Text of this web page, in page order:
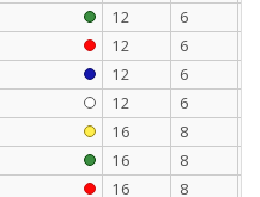
12 6
12 6
12 6
12 6
16 8
16 8
16 8